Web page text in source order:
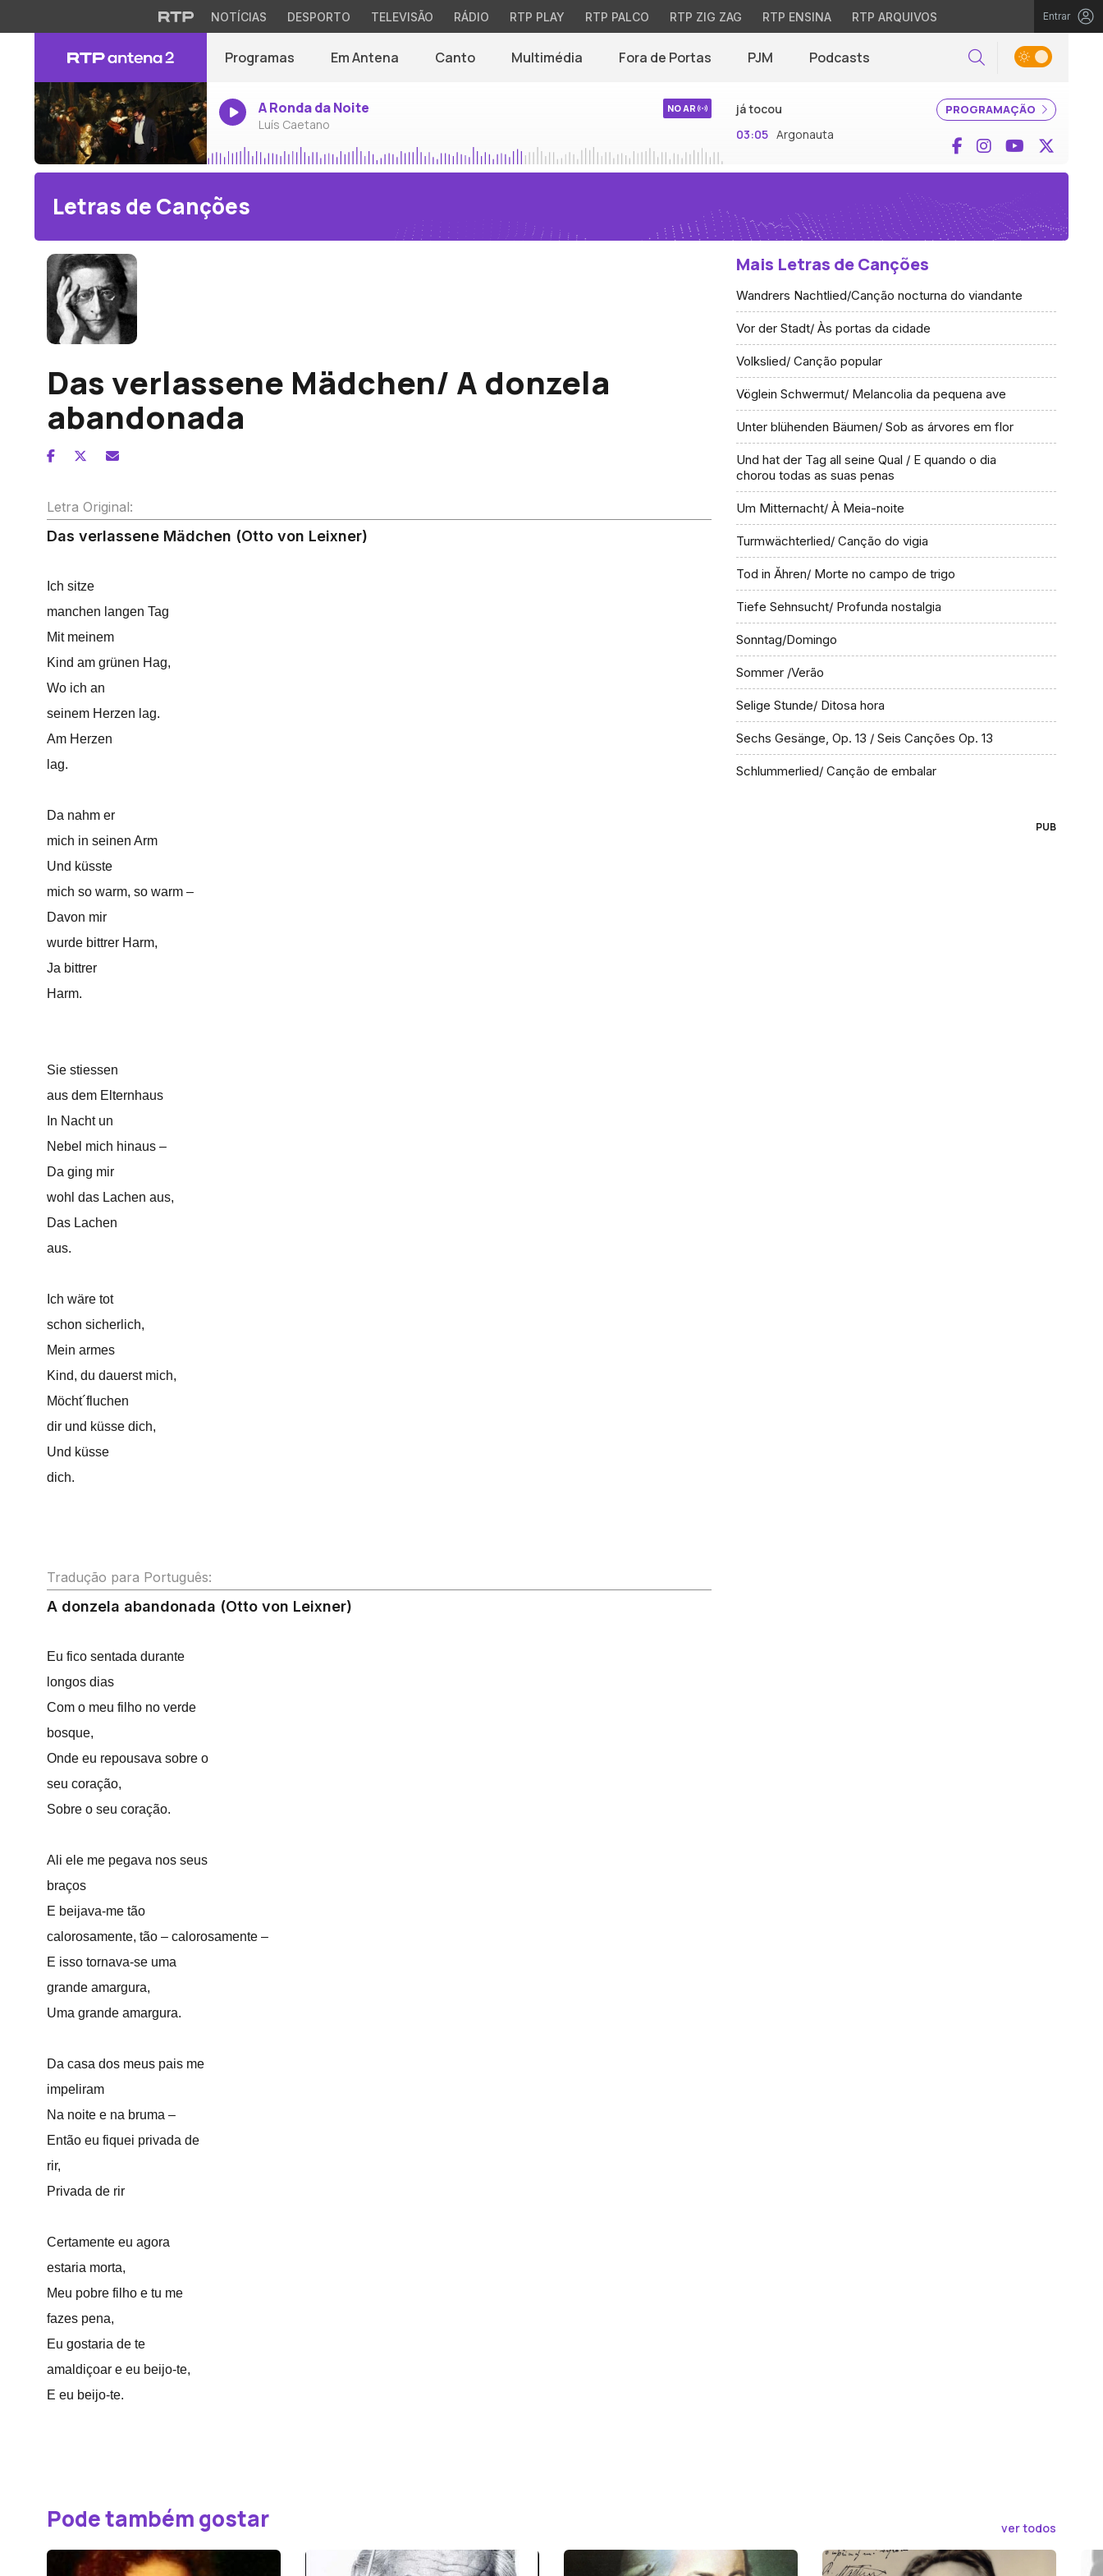
NOTÍCIAS DESPORTO TELEVISÃO RÁDIO RTP PLAY RTP PALCO RTP ZIG ZAG RTP ENSINA RTP ARQUIVOS Entrar
Programas Em Antena Canto Multimédia Fora de Portas PJM Podcasts Pesquisar
A Ronda da Noite
Luís Caetano
NO AR PROGRAMAÇÃO
já tocou
03:05 Argonauta Facebook
InstagramYouTube
Letras de Canções
Das verlassene Mädchen/ A donzela
abandonada
Letra Original:
Das verlassene Mädchen (Otto von Leixner)
Ich sitze
manchen langen Tag
Mit meinem
Kind am grünen Hag,
Wo ich an
seinem Herzen lag.
Am Herzen
lag.
Da nahm er
mich in seinen Arm
Und küsste
mich so warm, so warm –
Davon mir
wurde bittrer Harm,
Ja bittrer
Harm.
Sie stiessen
aus dem Elternhaus
In Nacht un
Nebel mich hinaus –
Da ging mir
wohl das Lachen aus,
Das Lachen
aus.
Ich wäre tot
schon sicherlich,
Mein armes
Kind, du dauerst mich,
Möcht´fluchen
dir und küsse dich,
Und küsse
dich.
Tradução para Português:
A donzela abandonada (Otto von Leixner)
Eu fico sentada durante
longos dias
Com o meu filho no verde
bosque,
Onde eu repousava sobre o
seu coração,
Sobre o seu coração.
Ali ele me pegava nos seus
braços
E beijava-me tão
calorosamente, tão – calorosamente –
E isso tornava-se uma
grande amargura,
Uma grande amargura.
Da casa dos meus pais me
impeliram
Na noite e na bruma –
Então eu fiquei privada de
rir,
Privada de rir
Certamente eu agora
estaria morta,
Meu pobre filho e tu me
fazes pena,
Eu gostaria de te
amaldiçoar e eu beijo-te,
E eu beijo-te.
Mais Letras de Canções
Wandrers Nachtlied/Canção nocturna do viandante
Vor der Stadt/ Às portas da cidade
Volkslied/ Canção popular
Vöglein Schwermut/ Melancolia da pequena ave
Unter blühenden Bäumen/ Sob as árvores em flor
Und hat der Tag all seine Qual / E quando o dia
chorou todas as suas penas
Um Mitternacht/ À Meia-noite
Turmwächterlied/ Canção do vigia
Tod in Ăhren/ Morte no campo de trigo
Tiefe Sehnsucht/ Profunda nostalgia
Sonntag/Domingo
Sommer /Verão
Selige Stunde/ Ditosa hora
Sechs Gesänge, Op. 13 / Seis Canções Op. 13
Schlummerlied/ Canção de embalar
PUB
Pode também gostar ver todos